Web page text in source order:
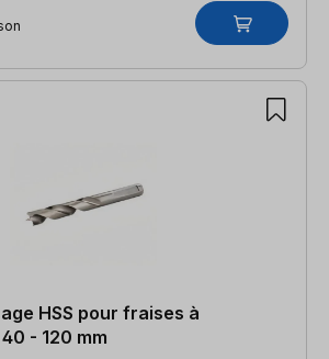
HSS pour fraises à
- 120 mm